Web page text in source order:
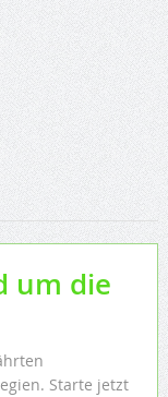
um die
Starte jetzt